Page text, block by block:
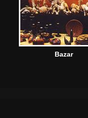
Bazar